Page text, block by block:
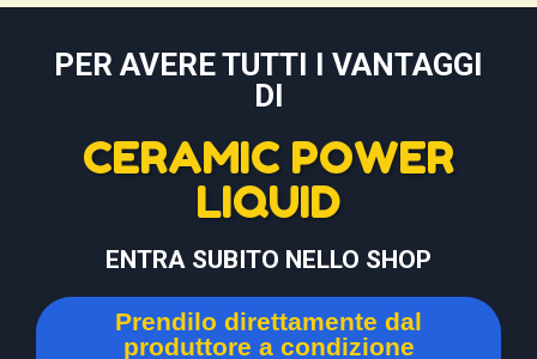
PER AVERE TUTTI I VANTAGGI
DI
CERAMIC POWER
LIQUID
ENTRA SUBITO NELLO SHOP
Prendilo direttamente dal
produttore a condizione